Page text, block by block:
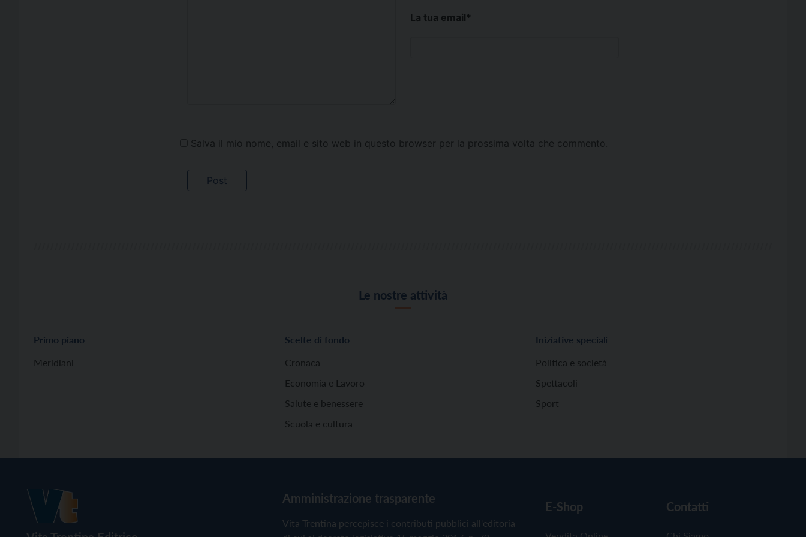
La tua email*
Salva il mio nome, email e sito web in questo browser per la prossima volta che commento.
Le nostre attività
Primo piano
Meridiani
Scelte di fondo
Cronaca
Economia e Lavoro
Salute e benessere
Scuola e cultura
Iniziative speciali
Politica e società
Spettacoli
Sport
Amministrazione trasparente
Vita Trentina percepisce i contributi pubblici all'editoria
E-Shop Contatti